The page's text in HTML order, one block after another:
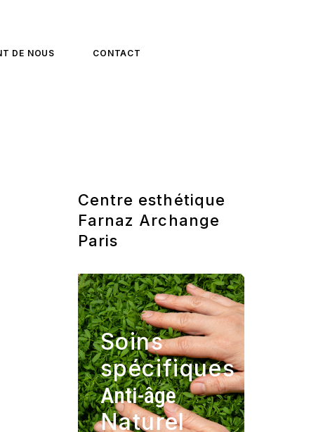
DE NOUS CONTACT
Centre esthétique
Farnaz Archange
Paris
Soins
spécifiques
Anti-âge
Naturel